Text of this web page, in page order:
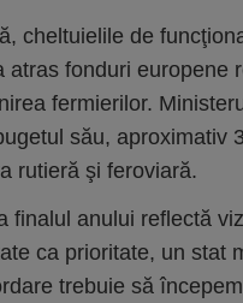
cheltuielile de
atras fonduri europene
fermierilor.
său, aproximativ
rutieră şi feroviară.
finalul anului reflectă
ca prioritate, un stat
trebuie să